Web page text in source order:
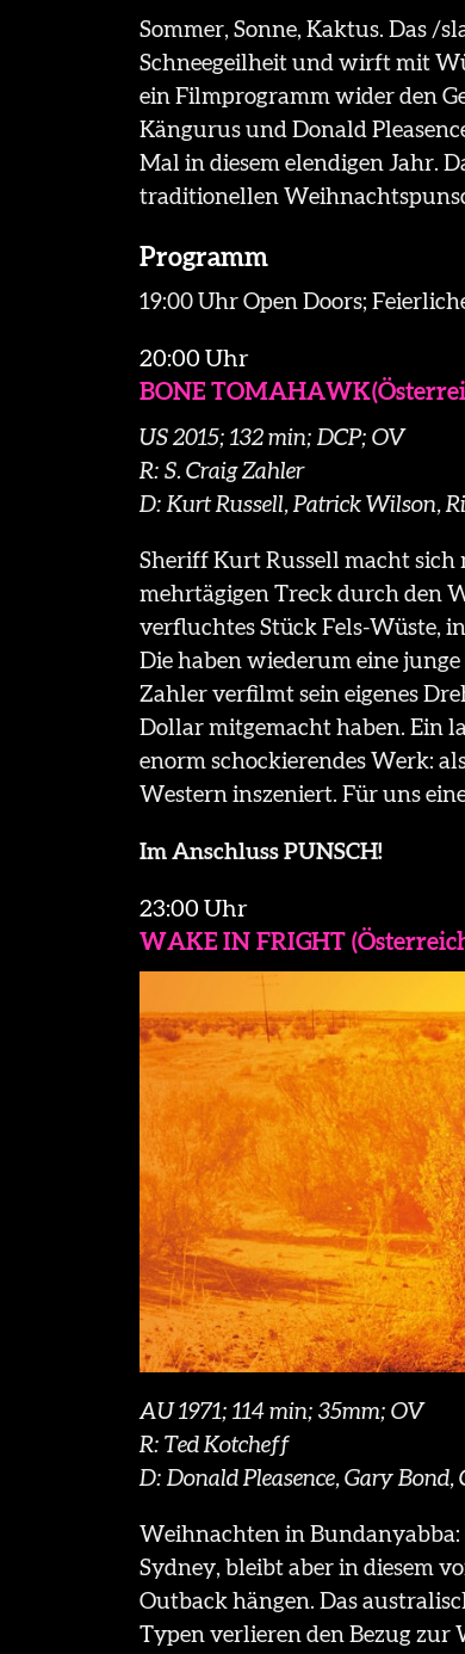
Sommer, Sonne, Kaktus. Das /
Schneegeilheit und wirft mit
ein Filmprogramm wider den
Kängurus und Donald
Mal in diesem elendigen Jahr.
traditionellen
Programm
19:00 Uhr Open Doors;
20:00 Uhr
BONE TOMAHAWK
US 2015; 132 min; DCP; OV
R: S. Craig Zahler
D: Kurt Russell, Patrick Wilson,
Sheriff Kurt Russell macht
mehrtägigen Treck durch den
verfluchtes Stück Fels-Wüste,
Die haben wiederum eine
Zahler verfilmt sein eigenes
Dollar mitgemacht haben. Ein
enorm schockierendes Werk:
Western inszeniert. Für uns
Im Anschluss PUNSCH!
23:00 Uhr
WAKE IN FRIGHT
AU 1971; 114 min; 35mm; OV
R: Ted Kotcheff
D: Donald Pleasence, Gary
Weihnachten in
Sydney, bleibt aber in diesem
Outback hängen. Das
Typen verlieren den Bezug